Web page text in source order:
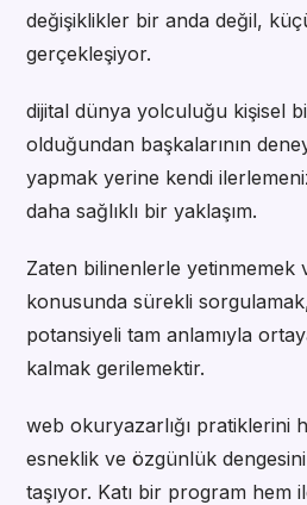
değişiklikler bir anda değil,
gerçekleşiyor.
dijital dünya yolculuğu kişisel
olduğundan başkalarının
yapmak yerine kendi
daha sağlıklı bir yaklaşım.
Zaten bilinenlerle yetinmemek
konusunda sürekli
potansiyeli tam anlamıyla
kalmak gerilemektir.
web okuryazarlığı pratiklerini
esneklik ve özgünlük
taşıyor. Katı bir program hem